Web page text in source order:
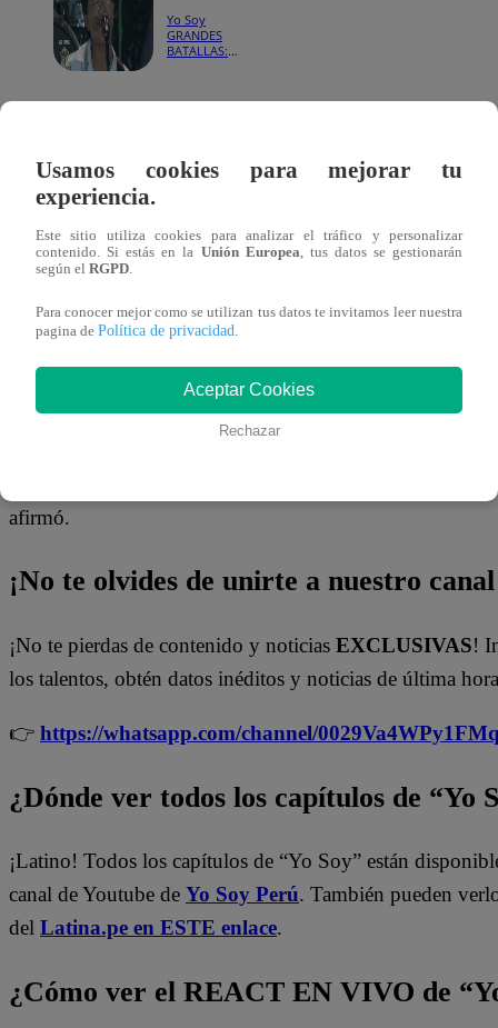
Yo Soy
GRANDES
BATALLAS:
al hablar sobre el apoyo que recibió deJose Rosillo,
Marcello Motta, a quien señaló como una pieza clave
artístico.“Me ayudó mucho a mejorar como
comentó agradecido.
Además, recordó queJoseinterpretó al mismo personaje
con él de todo, siempre siento su apoyo”
Marcellotambién contó por qué decidió ayudarlo.
afirmó.
¡No te olvides de unirte a nuestro
¡No te pierdas de contenido y noticias EXCLUSIVAS!
los talentos, obtén datos inéditos y noticias de última
👉 https://whatsapp.com/channel/
¿Dónde ver todos los capítulos de “Yo
¡Latino! Todos los capítulos de “Yo Soy” están
canal de Youtube de Yo Soy Perú. También pueden
del Latina.pe en ESTE enlace.
¿Cómo ver el REACT EN VIVO de
Usamos cookies para mejorar tu
experiencia.
Este sitio utiliza cookies para analizar el tráfico y personalizar
contenido. Si estás en la Unión Europea , tus datos se gestionarán
según el RGPD
Para conocer mejor como se utilizan tus datos te invitamos leer nuestra
pagina de Política de privacidad
Aceptar Cookies
Rechazar